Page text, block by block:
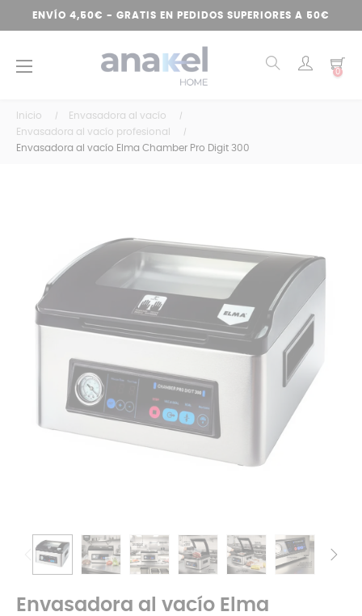
ENVÍO 4,50€ - GRATIS EN PEDIDOS SUPERIORES A 50€
Navegación
☰ 0
Inicio
Envasadora al vacío
Envasadora al vacío profesional
Envasadora al vacío Elma Chamber Pro Digit 300
Envasadora al vacío Elma